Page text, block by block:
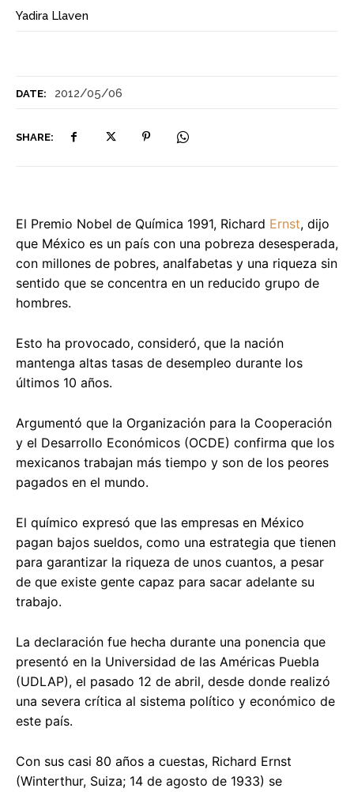
DATE: 2012/05/06
SHARE:
Yadira Llaven
El Premio Nobel de Química 1991, Richard Ernst, dijo
que México es un país con una pobreza desesperada,
con millones de pobres, analfabetas y una riqueza sin
sentido que se concentra en un reducido grupo de
hombres.
Esto ha provocado, consideró, que la nación
mantenga altas tasas de desempleo durante los
últimos 10 años.
Argumentó que la Organización para la Cooperación
y el Desarrollo Económicos (OCDE) confirma que los
mexicanos trabajan más tiempo y son de los peores
pagados en el mundo.
El químico expresó que las empresas en México
pagan bajos sueldos, como una estrategia que tienen
para garantizar la riqueza de unos cuantos, a pesar
de que existe gente capaz para sacar adelante su
trabajo.
La declaración fue hecha durante una ponencia que
presentó en la Universidad de las Américas Puebla
(UDLAP), el pasado 12 de abril, desde donde realizó
una severa crítica al sistema político y económico de
este país.
Con sus casi 80 años a cuestas, Richard Ernst
(Winterthur, Suiza; 14 de agosto de 1933) se